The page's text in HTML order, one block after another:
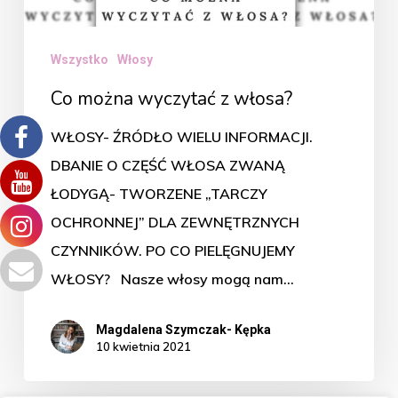
Wszystko Włosy
Co można wyczytać z włosa?
WŁOSY- ŹRÓDŁO WIELU INFORMACJI.
DBANIE O CZĘŚĆ WŁOSA ZWANĄ
ŁODYGĄ- TWORZENE „TARCZY
OCHRONNEJ” DLA ZEWNĘTRZNYCH
CZYNNIKÓW. PO CO PIELĘGNUJEMY
WŁOSY? Nasze włosy mogą nam…
Magdalena Szymczak- Kępka
10 kwietnia 2021